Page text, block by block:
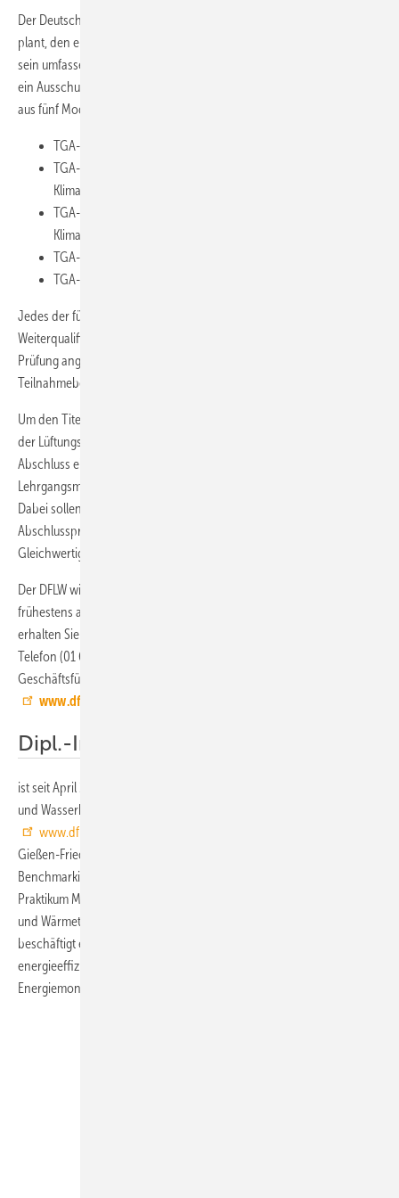
Der Deutsche Fachverband für Luft- und Wasserhygiene e. V. (DFLW)
plant, den energieeffizienten und hygienischen RLT-Anlagenbetrieb in
sein umfassendes Schulungsangebot aufzunehmen. Aktuell Arbeitet
ein Ausschuss des Verbands an der Entwicklung eines Lehrgangs, der
aus fünf Modulen bestehen soll. Die Arbeitsfelder sind:
TGA-Fachkundiger für Klimamesstechnik
TGA-Fachkundiger für Hygiene in der Lüftungs- und
Klimatechnik
TGA-Fachkundiger für die energetische Inspektion von
Klimaanlagen
TGA-Fachkundiger für Elektrotechnik
TGA-Fachkundiger für MSR-Technik und Gebäudeautomation
Jedes der fünf Module soll dabei eine eigenständige
Weiterqualifizierung darstellen, für dessen Abschluss eine schriftliche
Prüfung angeboten sowie eine entsprechende
Teilnahmebescheinigung ausgestellt werden soll.
Um den Titel „TGA-Sachkundiger für Energieeffizienz und Hygiene in
der Lüftungs- und Klimatechnik“ zu erlangen, ist der erfolgreiche
Abschluss einer schriftlichen Gesamtprüfung über alle fünf
Lehrgangsmodule erforderlich, so die Planung des Ausschusses.
Dabei sollen bereits vorhandene Weiterqualifizierungen mit
Abschlussprüfungen bei anderen Institutionen nach Prüfung auf
Gleichwertigkeit anerkannt werden können.
Der DFLW will die fünf Lehrgangsmodule als Gesamtlehrgang
frühestens ab Oktober 2015 anbieten. Nähere Informationen dazu
erhalten Sie beim Autor und Mitglied des Ausschusses Wolf Rienhardt,
Telefon (01 60) 94 41 54 10, bei Winfried Hackl, DFLW-
Geschäftsführer, Telefon (01 72) 6 75 68 39 und auf:
www.dflw.info
Dipl.-Ing. (FH) Wolf Rienhardt
ist seit April 2005 Mitglied des DFLW (Deutscher Fachverband für Luft-
und Wasserhygiene e. V.) und gehört dem DFLW-Vorstand an,
www.dflw.info
Gießen-Friedberg lehrte er das Fach Anlagenbetrieb und
Benchmarking im Studiengang Facility Management und führte das
Praktikum Mess-, Steuer- und Regeltechnik im Studiengang Energie-
und Wärmetechnik im Lehrauftrag durch. Seit Oktober 2014
beschäftigt er sich mit Planung, Consulting und Training für
energieeffiziente Gebäudesystemtechnik und deren
Energiemonitoring.